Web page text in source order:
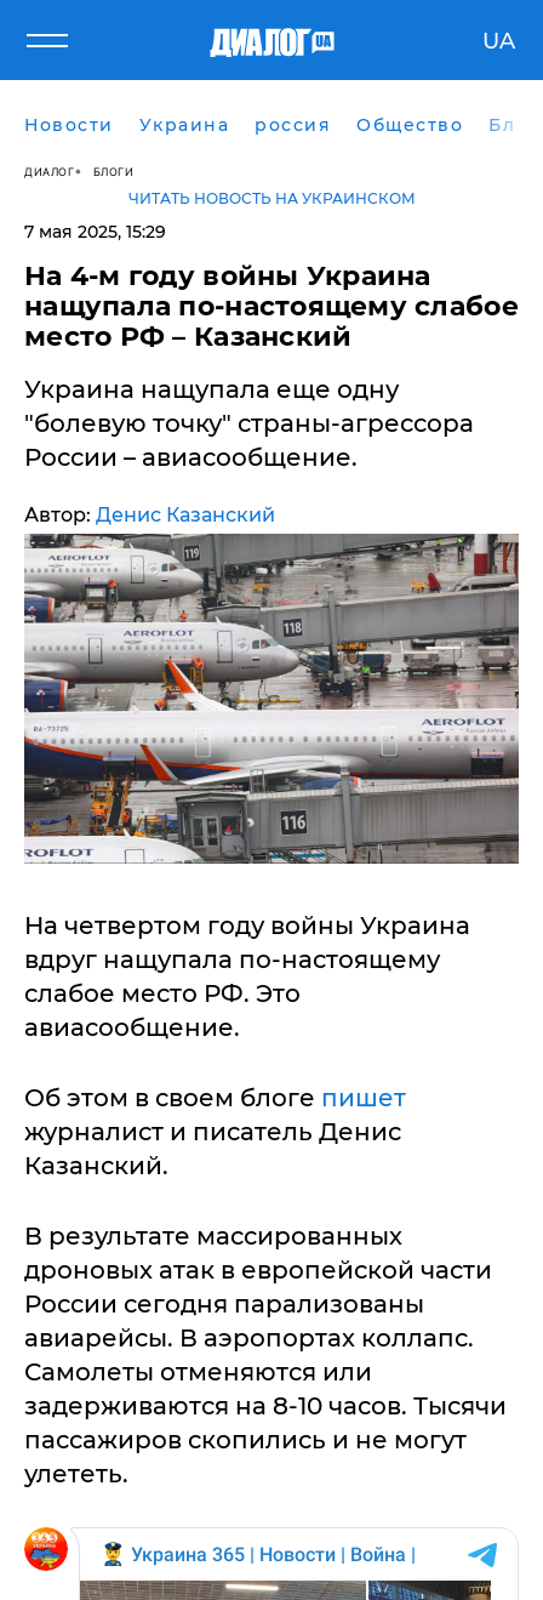
UA
Новости Украина россия Общество
ДИАЛОГ БЛОГИ
ЧИТАТЬ НОВОСТЬ НА УКРАИНСКОМ
7 мая 2025, 15:29
На 4-м году войны Украина
нащупала по-настоящему слабое
место РФ – Казанский
​Украина нащупала еще одну
"болевую точку" страны-агрессора
России – авиасообщение.
Автор: Денис Казанский
На четвертом году войны Украина
вдруг нащупала по-настоящему
слабое место РФ. Это
авиасообщение.
Об этом в своем блоге пишет
журналист и писатель Денис
Казанский.
В результате массированных
дроновых атак в европейской части
России сегодня парализованы
авиарейсы. В аэропортах коллапс.
Самолеты отменяются или
задерживаются на 8-10 часов. Тысячи
пассажиров скопились и не могут
улететь.